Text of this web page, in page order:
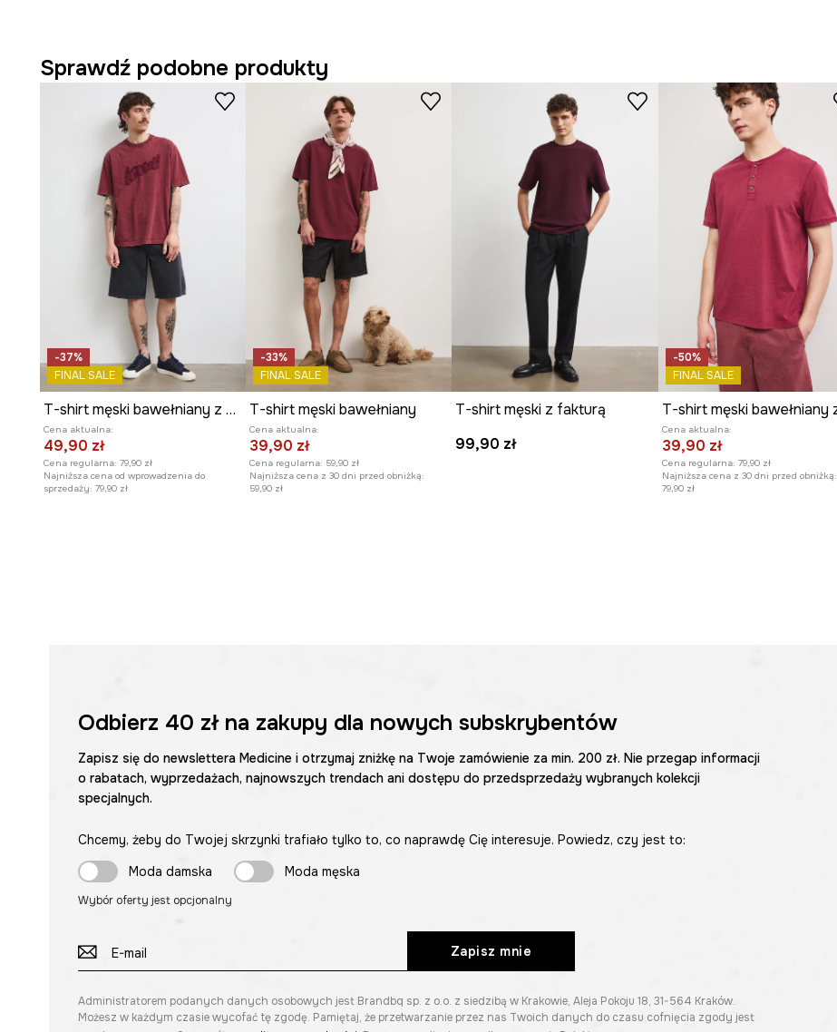
Sprawdź podobne produkty
-37%
FINAL SALE
T-shirt męski bawełniany z efektem sprania
Cena aktualna:
49,90 zł
Cena regularna: 79,90 zł
Najniższa cena od wprowadzenia do
sprzedaży: 79,90 zł
-33%
FINAL SALE
T-shirt męski bawełniany
Cena aktualna:
39,90 zł
Cena regularna: 59,90 zł
Najniższa cena z 30 dni przed obniżką:
59,90 zł
T-shirt męski z fakturą
99,90 zł
-50%
FINAL SALE
Cena aktualna:
39,90 zł
Cena regularna: 79,90 zł
Najniższa cena z 30 dni przed obniżką:
79,90 zł
Odbierz 40 złna zakupy dla nowych subskrybentów
Zapisz się do newslettera Medicine i otrzymaj zniżkę na Twoje zamówienie za min. 200 zł. Nie przegap informacji
o rabatach, wyprzedażach, najnowszych trendach ani dostępu do przedsprzedaży wybranych kolekcji
specjalnych.
Chcemy, żeby do Twojej skrzynki trafiało tylko to, co naprawdę Cię interesuje. Powiedz, czy jest to:
Moda damska
Moda męska
Wybór oferty jest opcjonalny
Zapisz mnie
Administratorem podanych danych osobowych jest Brandbq sp. z o.o. z siedzibą w Krakowie, Aleja Pokoju 18, 31-564 Kraków.
Możesz w każdym czasie wycofać tę zgodę. Pamiętaj, że przetwarzanie przez nas Twoich danych do czasu cofnięcia zgody jest